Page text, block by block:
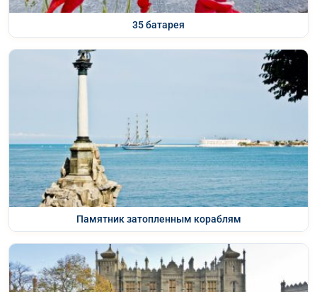
35 батарея
Памятник затопленным кораблям